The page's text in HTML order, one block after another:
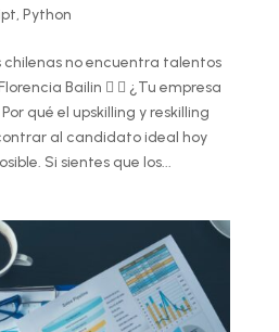
, Python
chilenas no encuentra talentos
Bailin   ¿Tu empresa
qué el upskilling y reskilling
al candidato ideal hoy
Si sientes que los...